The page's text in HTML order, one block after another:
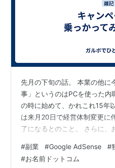
先月の下旬の話。 本業の他に
事」というのはPCを使った内
の時に始めて、かれこれ15年
は来月20日で経営体制変更に
了になるとのこと。 さらに、
ストを受けて通ったら、1年間
や時間も固定でというので、
#副業 #Google AdSense #
#お名前ドットコム